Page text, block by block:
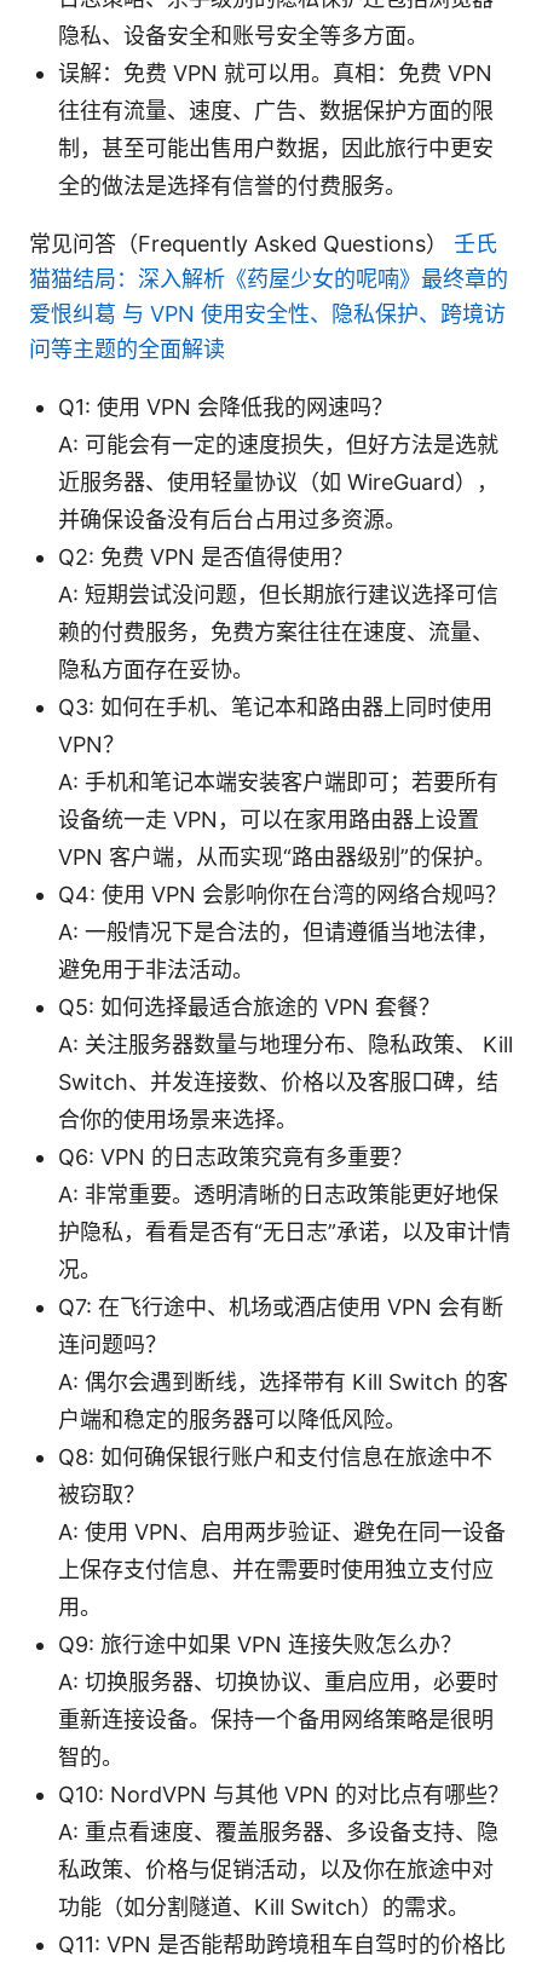
隐私、设备安全和账号安全等多方面。
误解：免费 VPN 就可以用。真相：免费 VPN
往往有流量、速度、广告、数据保护方面的限
制，甚至可能出售用户数据，因此旅行中更安
全的做法是选择有信誉的付费服务。
常见问答（Frequently Asked Questions） 壬氏
猫猫结局：深入解析《药屋少女的呢喃》最终章的
爱恨纠葛 与 VPN 使用安全性、隐私保护、跨境访
问等主题的全面解读
Q1: 使用 VPN 会降低我的网速吗？
A: 可能会有一定的速度损失，但好方法是选就
近服务器、使用轻量协议（如 WireGuard），
并确保设备没有后台占用过多资源。
Q2: 免费 VPN 是否值得使用？
A: 短期尝试没问题，但长期旅行建议选择可信
赖的付费服务，免费方案往往在速度、流量、
隐私方面存在妥协。
Q3: 如何在手机、笔记本和路由器上同时使用
VPN？
A: 手机和笔记本端安装客户端即可；若要所有
设备统一走 VPN，可以在家用路由器上设置
VPN 客户端，从而实现“路由器级别”的保护。
Q4: 使用 VPN 会影响你在台湾的网络合规吗？
A: 一般情况下是合法的，但请遵循当地法律，
避免用于非法活动。
Q5: 如何选择最适合旅途的 VPN 套餐？
A: 关注服务器数量与地理分布、隐私政策、 Kill
Switch、并发连接数、价格以及客服口碑，结
合你的使用场景来选择。
Q6: VPN 的日志政策究竟有多重要？
A: 非常重要。透明清晰的日志政策能更好地保
护隐私，看看是否有“无日志”承诺，以及审计情
况。
Q7: 在飞行途中、机场或酒店使用 VPN 会有断
连问题吗？
A: 偶尔会遇到断线，选择带有 Kill Switch 的客
户端和稳定的服务器可以降低风险。
Q8: 如何确保银行账户和支付信息在旅途中不
被窃取？
A: 使用 VPN、启用两步验证、避免在同一设备
上保存支付信息、并在需要时使用独立支付应
用。
Q9: 旅行途中如果 VPN 连接失败怎么办？
A: 切换服务器、切换协议、重启应用，必要时
重新连接设备。保持一个备用网络策略是很明
智的。
Q10: NordVPN 与其他 VPN 的对比点有哪些？
A: 重点看速度、覆盖服务器、多设备支持、隐
私政策、价格与促销活动，以及你在旅途中对
功能（如分割隧道、Kill Switch）的需求。
Q11: VPN 是否能帮助跨境租车自驾时的价格比